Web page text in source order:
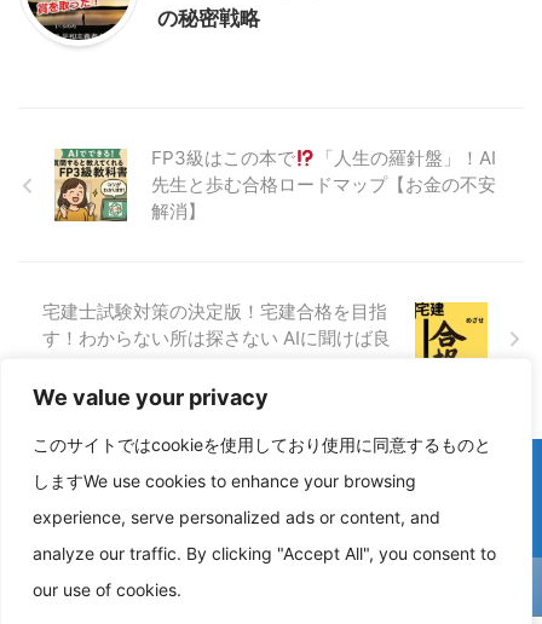
We value your privacy
このサイトではcookieを使用しており使用に同意するものと
しますWe use cookies to enhance your browsing
experience, serve personalized ads or content, and
analyze our traffic. By clicking "Accept All", you consent to
our use of cookies.
の秘密戦略
FP3級はこの本で
「人生の羅針盤」！AI
先生と歩む合格ロードマップ【お金の不安
解消】
宅建士試験対策の決定版！宅建合格を目指
す！わからない所は探さない AIに聞けば良
オヤセン出版 Kindleで本を出そう（電子書籍）